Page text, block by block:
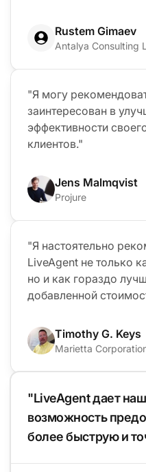
Rustem Gimaev
Antalya Consulting
"Я могу
заинтересован в
эффективности
клиентов."
Jens Malmqvist
Projure
"Я настоятельно
LiveAgent не только
но и как гораздо
добавленной
Timothy G. Keys
Marietta
"LiveAgent дает
возможность
более быструю и